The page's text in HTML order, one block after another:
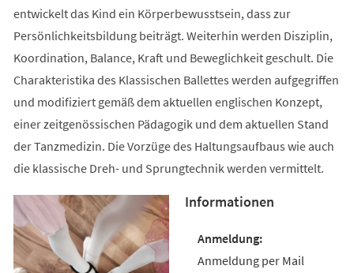
entwickelt das Kind ein Körperbewusstsein, dass zur
Persönlichkeitsbildung beiträgt. Weiterhin werden Disziplin,
Koordination, Balance, Kraft und Beweglichkeit geschult. Die
Charakteristika des Klassischen Ballettes werden aufgegriffen
und modifiziert gemäß dem aktuellen englischen Konzept,
einer zeitgenössischen Pädagogik und dem aktuellen Stand
der Tanzmedizin. Die Vorzüge des Haltungsaufbaus wie auch
die klassische Dreh- und Sprungtechnik werden vermittelt.
Informationen
Anmeldung per Mail